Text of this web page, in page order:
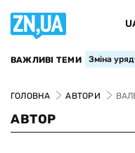
ВАЖЛИВІ ТЕМИ Зміна
ГОЛОВНА АВТОРИ
АВТОР